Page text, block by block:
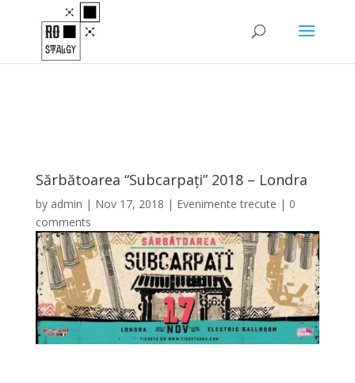
Sărbătoarea “Subcarpați” 2018 – Londra
by admin | Nov 17, 2018 | Evenimente trecute | 0
comments